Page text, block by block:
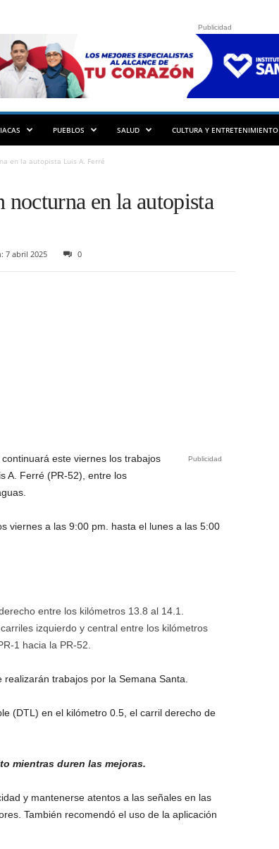
Publicidad
PUEBLOS SALUD CULTURA Y ENTRETENIMIENTO
en la autopista Luis A. Ferré
en la autopista
7 abril 2025 0
Publicidad
este viernes los trabajos
A. Ferré (PR-52), entre los
viernes a las 9:00 pm. hasta el lunes a las 5:00
entre los kilómetros 13.8 al 14.1.
izquierdo y central entre los kilómetros
1 hacia la PR-52.
trabajos por la Semana Santa.
(DTL) en el kilómetro 0.5, el carril derecho de
mientras duren las mejoras.
y mantenerse atentos a las señales en las
También recomendó el uso de la aplicación